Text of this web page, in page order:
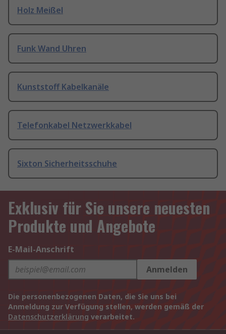
Holz Meißel
Funk Wand Uhren
Kunststoff Kabelkanäle
Telefonkabel Netzwerkkabel
Sixton Sicherheitsschuhe
Exklusiv für Sie unsere neuesten
Produkte und Angebote
E-Mail-Anschrift
Anmelden
Die personenbezogenen Daten, die Sie uns bei
Anmeldung zur Verfügung stellen, werden gemäß der
Datenschutzerklärung verarbeitet.